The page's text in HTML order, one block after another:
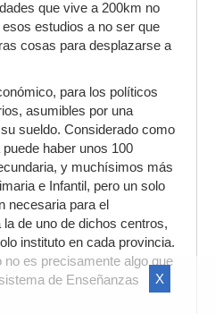
que vive a 200km no
estudios a no ser que
cosas para desplazarse a
para los políticos
asumibles por una
sueldo. Considerado como
haber unos 100
y muchísimos más
e Infantil, pero un solo
necesaria para el
de uno de dichos centros,
instituto en cada provincia.
es precisamente algo que
de Enseñanzas
X